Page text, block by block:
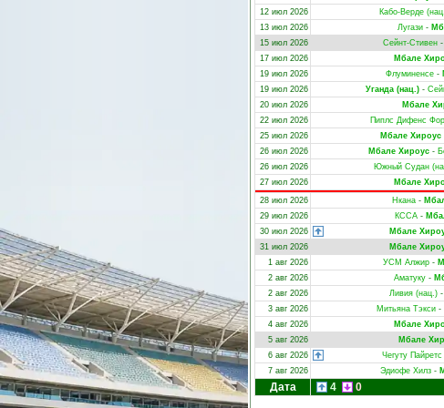
12 июл 2026
Кабо-Верде
13 июл 2026
Лугази-
15 июл 2026
Сейнт-Стивен-
17 июл 2026
Мбале
19 июл 2026
Флуминенсе -
19 июл 2026
Уганда (нац.)-
20 июл 2026
Мбале
22 июл 2026
Пиплс Дифенс
25 июл 2026
Мбале Хироус
26 июл 2026
Мбале Хироус -
26 июл 2026
Южный Судан
27 июл 2026
Мбале
28 июл 2026
Нкана-
29 июл 2026
КССА-
30 июл 2026
Мбале
31 июл 2026
Мбале
1 авг 2026
УСМ Алжир-
2 авг 2026
Аматуку -
2 авг 2026
Ливия (нац.) -
3 авг 2026
Митьяна Тэкси-
4 авг 2026
Мбале
5 авг 2026
Мбале
6 авг 2026
Чегуту Пайретс
7 авг 2026
Эдиофе Хилз -
Дата 4 0